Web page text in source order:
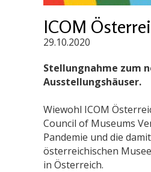
ICOM
29.10.2020
Stellungnahme zum
Ausstellungshäuser.
Wiewohl ICOM
Council of Museums
Pandemie und die
österreichischen
in Österreich.